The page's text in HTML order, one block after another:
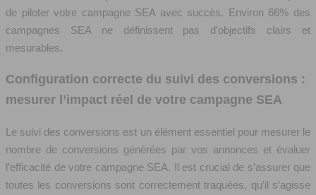
de piloter votre campagne SEA avec succès. Environ 66% des
campagnes SEA ne définissent pas d’objectifs clairs et
mesurables.
Configuration correcte du suivi des conversions :
mesurer l’impact réel de votre campagne SEA
Le suivi des conversions est un élément essentiel pour mesurer le
nombre de conversions générées par vos annonces et évaluer
l’efficacité de votre campagne SEA. Il est crucial de s’assurer que
toutes les conversions sont correctement traquées, qu’il s’agisse